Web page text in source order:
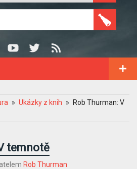
Ukázky z knih
Rob Thurman: V
temnotě
Rob Thurman